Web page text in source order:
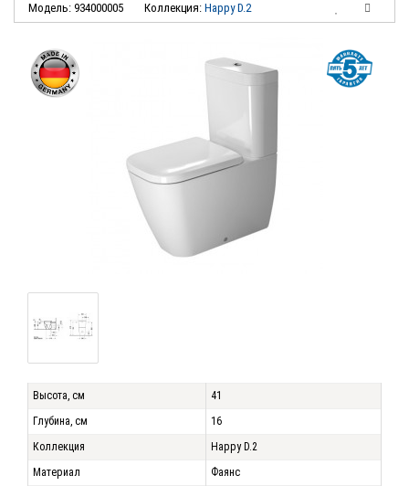
Модель: 934000005
Коллекция: Happy D.2
Высота, см
41
Глубина, см
16
Коллекция
Happy D.2
Материал
Фаянс